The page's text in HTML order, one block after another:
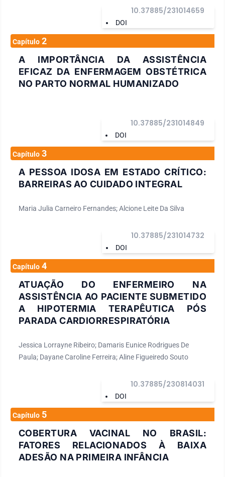
DOI
10.37885/231014659
Capítulo 2
A IMPORTÂNCIA DA ASSISTÊNCIA
EFICAZ DA ENFERMAGEM OBSTÉTRICA
NO PARTO NORMAL HUMANIZADO
DOI
10.37885/231014849
Capítulo 3
A PESSOA IDOSA EM ESTADO CRÍTICO:
BARREIRAS AO CUIDADO INTEGRAL
Maria Julia Carneiro Fernandes; Alcione Leite Da Silva
DOI
10.37885/231014732
Capítulo 4
ATUAÇÃO DO ENFERMEIRO NA
ASSISTÊNCIA AO PACIENTE SUBMETIDO
A HIPOTERMIA TERAPÊUTICA PÓS
PARADA CARDIORRESPIRATÓRIA
Jessica Lorrayne Ribeiro; Damaris Eunice Rodrigues De
Paula; Dayane Caroline Ferreira; Aline Figueiredo Souto
DOI
10.37885/230814031
Capítulo 5
COBERTURA VACINAL NO BRASIL:
FATORES RELACIONADOS À BAIXA
ADESÃO NA PRIMEIRA INFÂNCIA